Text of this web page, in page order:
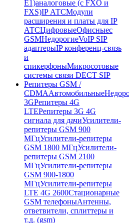
E1)аналоговые (с FXO и
FXS)IP АТСМодули
расширения и платы для IP
АТСЦифровыеОфисныес
GSMНедорогиеVoIP SIP
адаптерыIP конференц-связь
и
спикерфоныМикросотовые
системы связи DECT SIP
Репитеры GSM /
CDMAАвтомобильные
3GРепитеры 4G
LTEРепитеры 3G 4G
сигнала для дачиУсилители-
репитеры GSM 900
МГцУсилители-репитеры
GSM 1800 МГцУсилители-
репитеры GSM 2100
МГцУсилители-репитеры
GSM 900-1800
МГцУсилители-репитеры
LTE 4G 2600Стационарные
GSM телефоныАнтенны,
ответвители, сплиттеры и
т.д. (gsm)